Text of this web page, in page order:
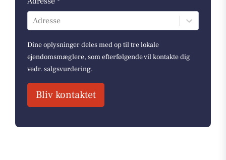
Adresse
Dine oplysninger deles med op til tre lokale
ejendomsmæglere, som efterfølgende vil kontakte dig
vedr. salgsvurdering.
Bliv kontaktet